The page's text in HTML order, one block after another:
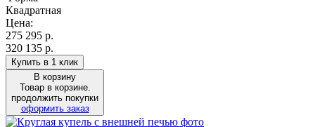
Квадратная
Цена:
275 295 р.
320 135 р.
Купить в 1 клик
В корзину
Товар в корзине.
продолжить покупки
оформить заказ